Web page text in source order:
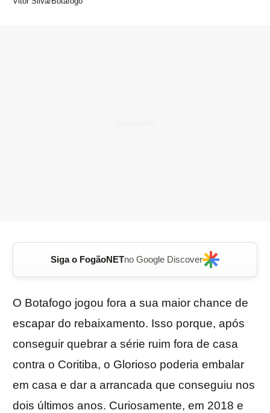
Siga o FogãoNETno Google Discover
O Botafogo jogou fora a sua maior chance de
escapar do rebaixamento. Isso porque, após
conseguir quebrar a série ruim fora de casa
contra o Coritiba, o Glorioso poderia embalar
em casa e dar a arrancada que conseguiu nos
dois últimos anos. Curiosamente, em 2018 e